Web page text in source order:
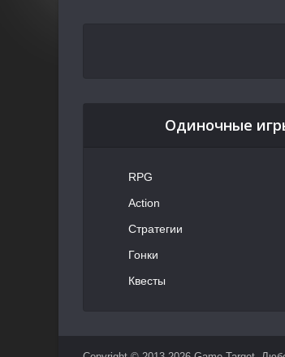
Одиночные
RPG
Action
Стратегии
Гонки
Квесты